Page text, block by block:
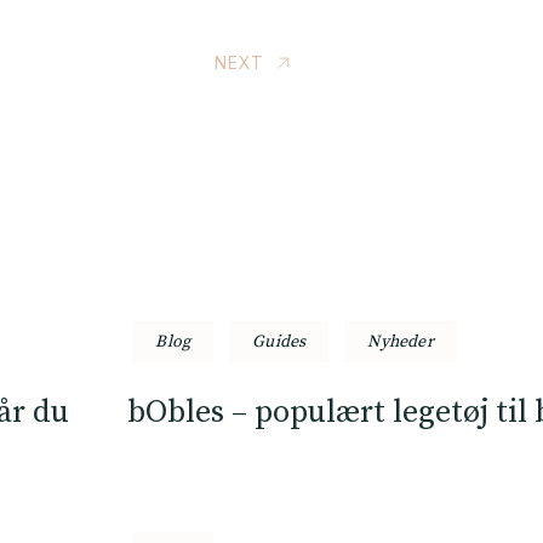
NEXT
du
Blog Guides Nyheder
bObles – populært legetøj til